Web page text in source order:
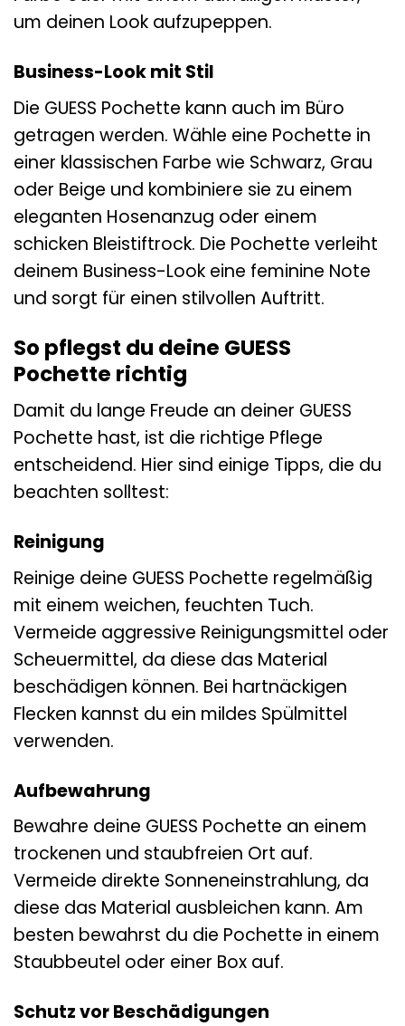
um deinen Look aufzupeppen.
Business-Look mit Stil
Die GUESS Pochette kann auch im Büro
getragen werden. Wähle eine Pochette in
einer klassischen Farbe wie Schwarz, Grau
oder Beige und kombiniere sie zu einem
eleganten Hosenanzug oder einem
schicken Bleistiftrock. Die Pochette verleiht
deinem Business-Look eine feminine Note
und sorgt für einen stilvollen Auftritt.
So pflegst du deine GUESS
Pochette richtig
Damit du lange Freude an deiner GUESS
Pochette hast, ist die richtige Pflege
entscheidend. Hier sind einige Tipps, die du
beachten solltest:
Reinigung
Reinige deine GUESS Pochette regelmäßig
mit einem weichen, feuchten Tuch.
Vermeide aggressive Reinigungsmittel oder
Scheuermittel, da diese das Material
beschädigen können. Bei hartnäckigen
Flecken kannst du ein mildes Spülmittel
verwenden.
Aufbewahrung
Bewahre deine GUESS Pochette an einem
trockenen und staubfreien Ort auf.
Vermeide direkte Sonneneinstrahlung, da
diese das Material ausbleichen kann. Am
besten bewahrst du die Pochette in einem
Staubbeutel oder einer Box auf.
Schutz vor Beschädigungen